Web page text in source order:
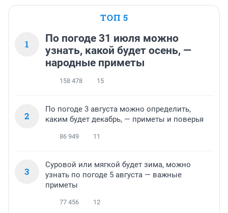
ТОП 5
1
По погоде 31 июля можно
узнать, какой будет осень, —
народные приметы
158 478 15
2
По погоде 3 августа можно определить,
каким будет декабрь, — приметы и поверья
86 949 11
3
Суровой или мягкой будет зима, можно
узнать по погоде 5 августа — важные
приметы
77 456 12